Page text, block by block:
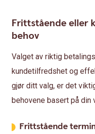
Frittstående eller
behov
Valget av riktig
kundetilfredshet og
gjør ditt valg, er det
behovene basert på din
Frittstående